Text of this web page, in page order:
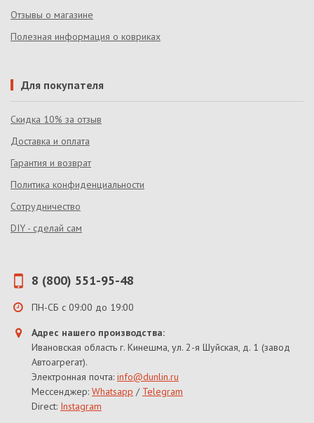
Отзывы о магазине
Полезная информация о ковриках
Для покупателя
Скидка 10% за отзыв
Доставка и оплата
Гарантия и возврат
Политика конфиденциальности
Сотрудничество
DIY - сделай сам
8 (800) 551-95-48
ПН-СБ с 09:00 до 19:00
Адрес нашего производства:
Ивановская область г. Кинешма, ул. 2-я Шуйская, д. 1 (завод
Автоагрегат).
Электронная почта: info@dunlin.ru
Мессенджер: Whatsapp / Telegram
Direct: Instagram